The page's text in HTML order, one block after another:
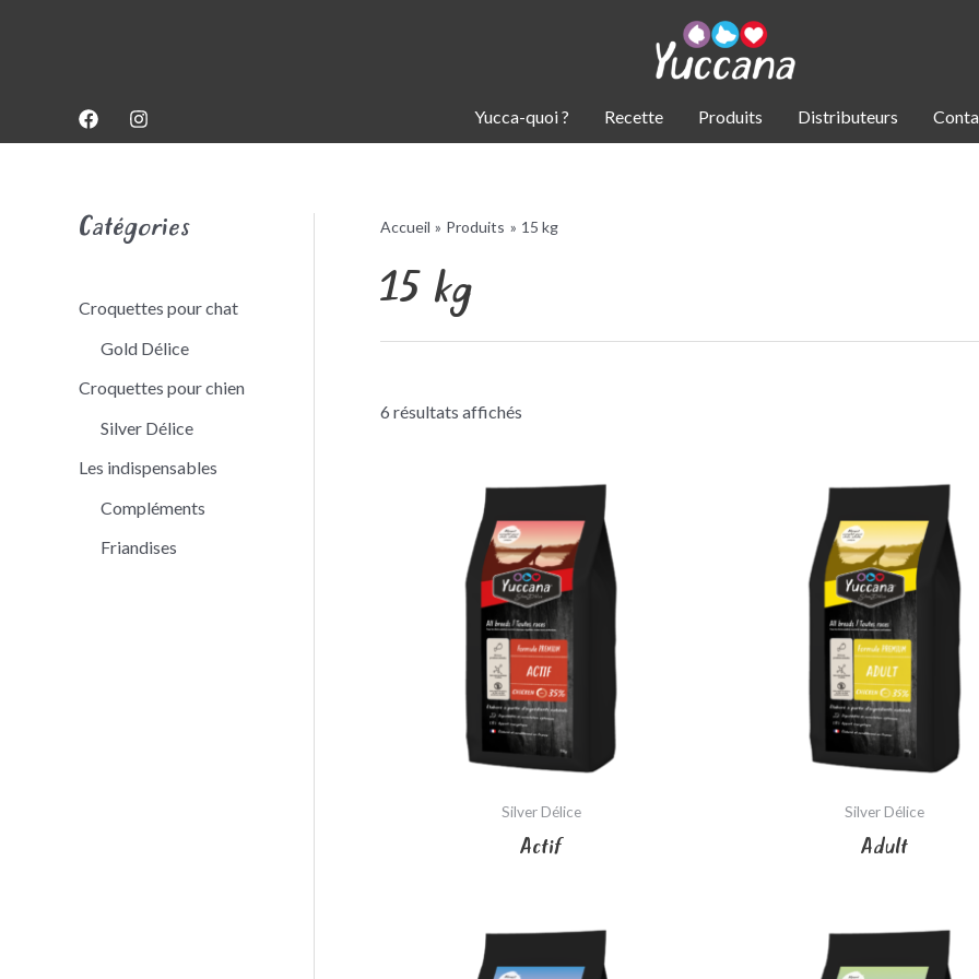
Yucca-quoi ?
Recette Produits Distributeurs
Catégories
Croquettes pour chat
Gold Délice
Croquettes pour chien
Silver Délice
Les indispensables
Compléments
Friandises
Accueil Produits 15 kg
15 kg
6 résultats affichés
Silver Délice
Actif
Silver Délice
Adult